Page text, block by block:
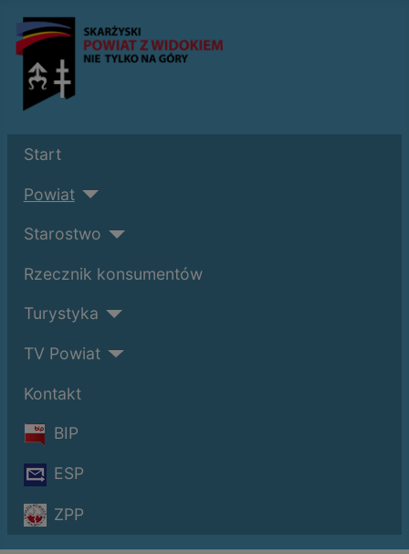
Start
Powiat
Starostwo
Rzecznik konsumentów
Turystyka
TV Powiat
Kontakt
BIP
ESP
ZPP